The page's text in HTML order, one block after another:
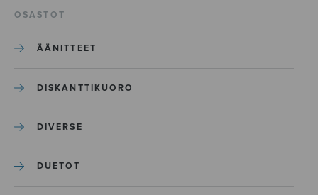
OSASTOT
ÄÄNITTEET
DISKANTTIKUORO
DIVERSE
DUETOT